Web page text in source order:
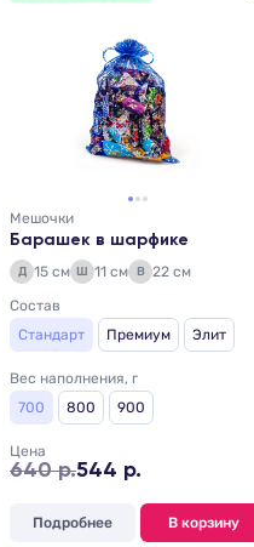
Мешочки
Барашек в шарфике
Д 15 см Ш 11 см В 22 см
Состав
Стандарт
Премиум Элит
Вес наполнения, г
700
800 900
Цена
640 р.544 р.
Подробнее В корзину